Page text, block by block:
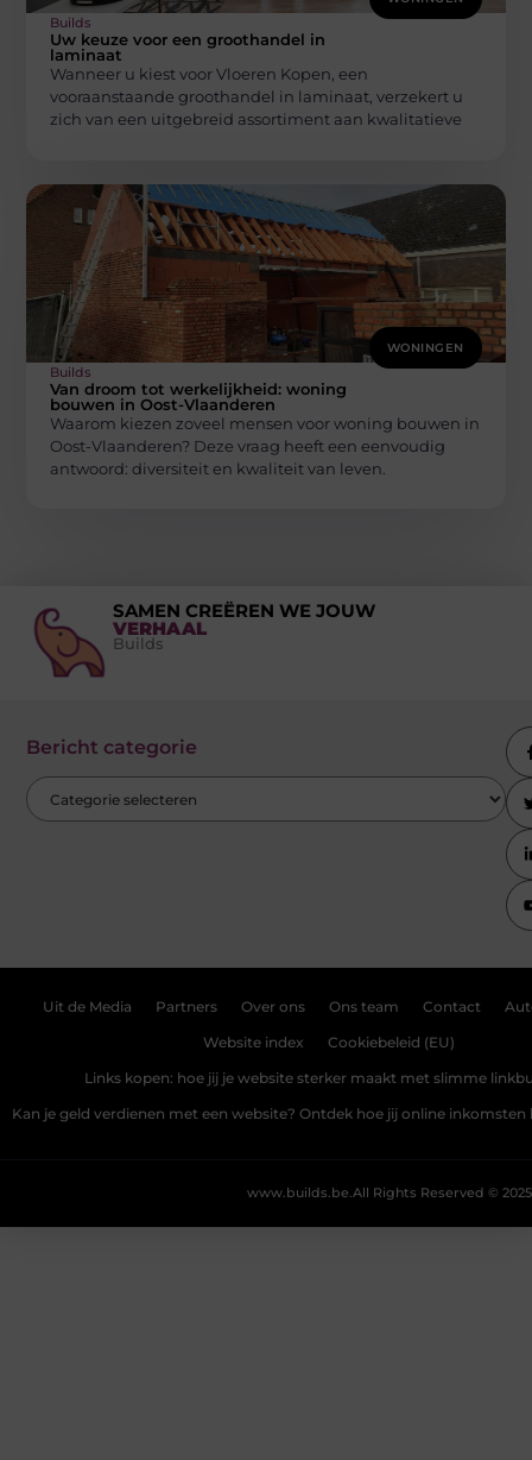
Builds
Uw keuze voor een groothandel in
laminaat
Wanneer u kiest voor Vloeren Kopen, een
vooraanstaande groothandel in laminaat, verzekert u
zich van een uitgebreid assortiment aan kwalitatieve
WONINGEN
Builds
Van droom tot werkelijkheid: woning
bouwen in Oost-Vlaanderen
Waarom kiezen zoveel mensen voor woning bouwen in
Oost-Vlaanderen? Deze vraag heeft een eenvoudig
antwoord: diversiteit en kwaliteit van leven.
SAMEN CREËREN WE JOUW
VERHAAL
Builds
Bericht categorie
Uit de Media Partners Over ons Ons team Contact
Website index Cookiebeleid (EU)
Links kopen: hoe jij je website sterker maakt met slimme
Kan je geld verdienen met een website? Ontdek hoe jij online
All Rights Reserved © 2025
www.builds.be.